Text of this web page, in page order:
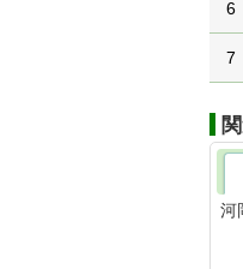
6
7
河